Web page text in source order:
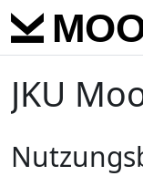
Skip to main content
JKU